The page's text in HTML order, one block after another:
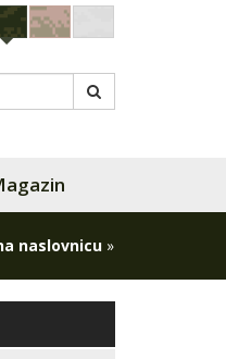
naslovnicu »